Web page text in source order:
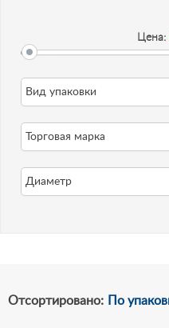
Цена:
-
Рублей
Вид упаковки
Торговая марка
Диаметр
Отсортировано: По